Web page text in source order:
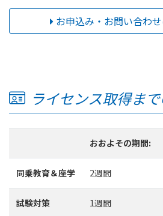
お申込み・お問い合わ
ライセンス取得ま
おおよその期間:
同乗教育＆座学 2週間
試験対策 1週間